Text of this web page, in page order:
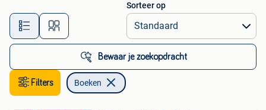
Alle afstanden…
Sorteer op
Bewaar je zoekopdracht
Filters Boeken